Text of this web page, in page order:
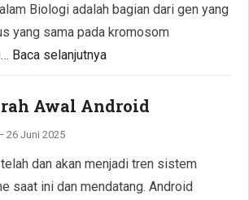
Biologi adalah bagian dari gen yang
yang sama pada kromosom
Baca selanjutnya
Awal Android
26 Juni 2025
dan akan menjadi tren sistem
saat ini dan mendatang. Android